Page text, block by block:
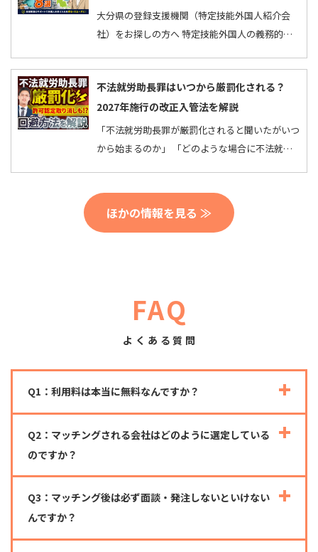
大分県の登録支援機関（特定技能外国人紹介会
社）をお探しの方へ 特定技能外国人の義務的支
関」は全国で…
不法就労助長罪はいつから厳罰化される？
2027年施行の改正入管法を解説
「不法就労助長罪が厳罰化されると聞いたがいつ
から始まるのか」 「どのような場合に不法就労
ほかの情報を見る ≫
FAQ
よくある質問
Q1：利用料は本当に無料なんですか？
Q2：マッチングされる会社はどのように選定している
のですか？
Q3：マッチング後は必ず面談・発注しないといけない
んですか？